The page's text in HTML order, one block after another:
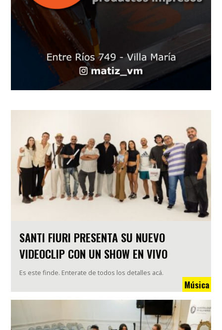
SANTI FIURI PRESENTA SU NUEVO
VIDEOCLIP CON UN SHOW EN VIVO
Es este finde. Enterate de todos los detalles acá.
Música